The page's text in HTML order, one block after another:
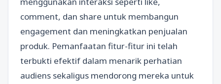
comment, dan share untuk membangun
engagement dan meningkatkan penjualan
produk. Pemanfaatan fitur-fitur ini telah
terbukti efektif dalam menarik perhatian
audiens sekaligus mendorong mereka untuk